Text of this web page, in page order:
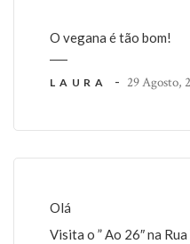
O vegana é tão bom!
LAURA - 29 Agosto,
Olá
Visita o ” Ao 26″ na